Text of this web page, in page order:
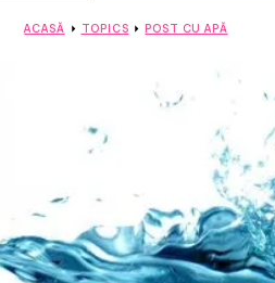
ACASĂ TOPICS POST CU APĂ